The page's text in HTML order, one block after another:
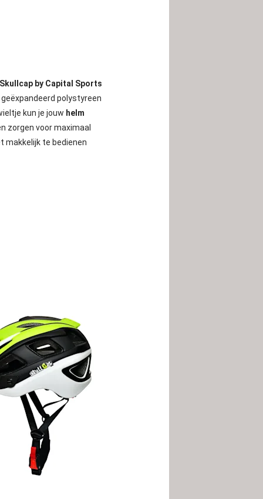
Skullcap by Capital Sports
polystyreen
kun je jouw helm
zorgen voor maximaal
makkelijk te bedienen